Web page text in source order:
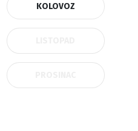
KOLOVOZ